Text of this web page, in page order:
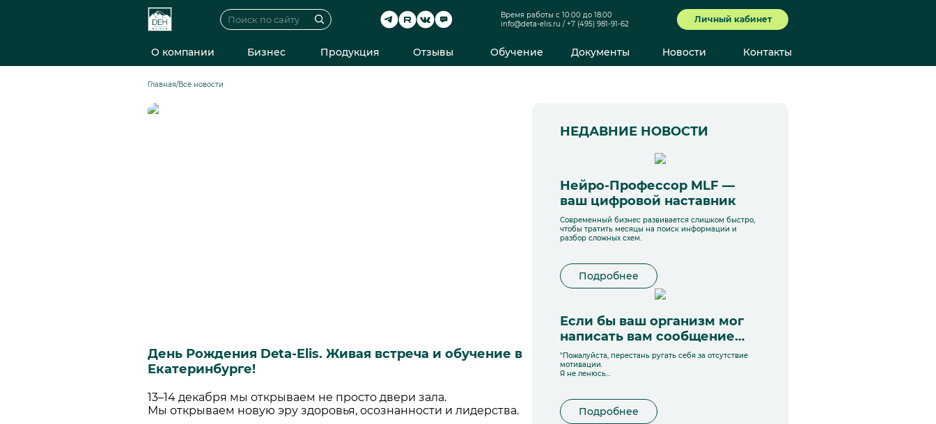
Время работы с 10:00 до 18:00
info@deta-elis.ru / +7 (495) 981-91-62 Личный кабинет
О компании Бизнес Продукция Отзывы Обучение Документы Новости Контакты
Главная/Все новости
День Рождения Deta-Elis. Живая встреча и обучение в
Екатеринбурге!
13–14 декабря мы открываем не просто двери зала.
Мы открываем новую эру здоровья, осознанности и лидерства.
НЕДАВНИЕ НОВОСТИ
Нейро-Профессор MLF —
ваш цифровой наставник
Современный бизнес развивается слишком быстро,
чтобы тратить месяцы на поиск информации и
разбор сложных схем.
Подробнее
Если бы ваш организм мог
написать вам сообщение…
"Пожалуйста, перестань ругать себя за отсутствие
мотивации.
Я не ленюсь...
Подробнее